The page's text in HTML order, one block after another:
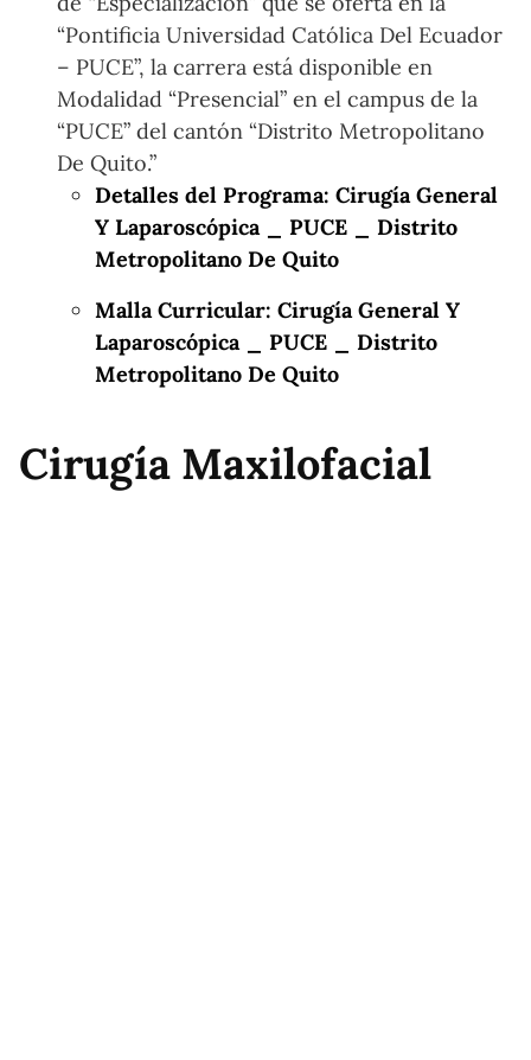
“Pontificia Universidad Católica Del Ecuador
– PUCE”, la carrera está disponible en
Modalidad “Presencial” en el campus de la
“PUCE” del cantón “Distrito Metropolitano
De Quito.”
Detalles del Programa: Cirugía General
Y Laparoscópica _ PUCE _ Distrito
Metropolitano De Quito
Malla Curricular: Cirugía General Y
Laparoscópica _ PUCE _ Distrito
Metropolitano De Quito
Cirugía Maxilofacial